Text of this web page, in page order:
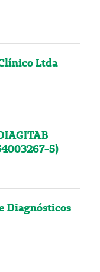
Ltda
5)
Diagnósticos